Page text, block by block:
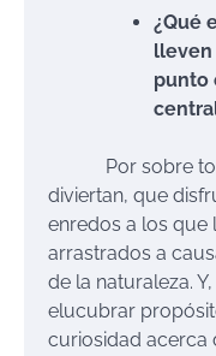
¿Qué
lleven
punto
Por sobre
diviertan, que
enredos a los que
arrastrados a
de la naturaleza.
elucubrar
curiosidad acerca